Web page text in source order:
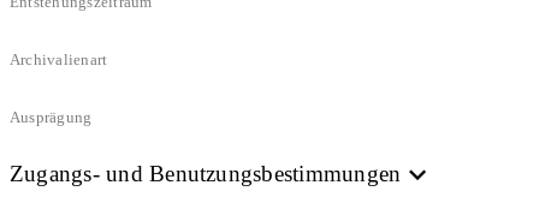
Archivalienart
Ausprägung
Zugangs- und Benutzungsbestimmungen